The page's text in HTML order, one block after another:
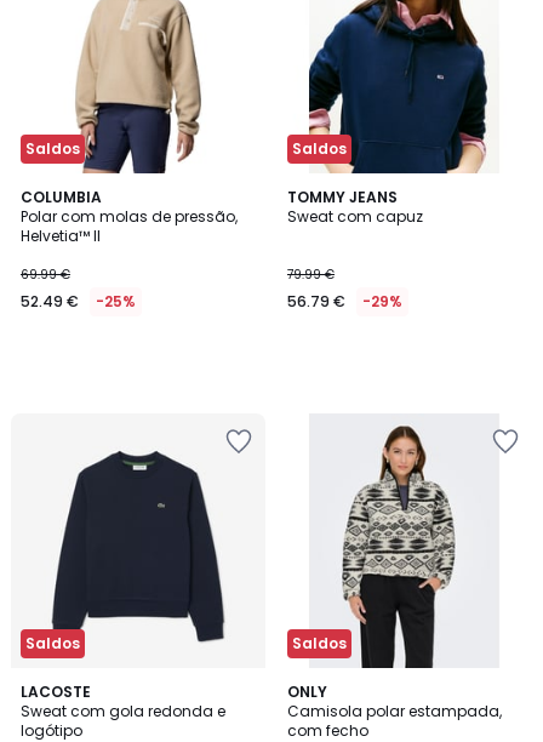
Saldos
COLUMBIA
Polar com molas de pressão,
Helvetia™ II
69.99 €
52.49 € -25%
Saldos
TOMMY JEANS
Sweat com capuz
79.99 €
56.79 € -29%
Saldos
LACOSTE
Sweat com gola redonda e
logótipo
2
Cores
Saldos
ONLY
Camisola polar estampada,
com fecho
5
/
5